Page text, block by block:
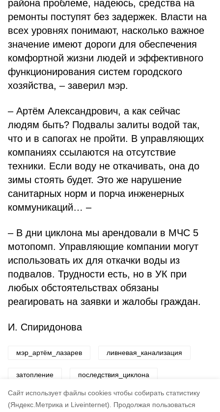
Cайт использует файлы cookies чтобы собирать статистику
(Яндекс.Метрика и Liveinternet).
Продолжая пользоваться
района проблеме, надеюсь, средства на
ремонты поступят без задержек. Власти на
всех уровнях понимают, насколько важное
значение имеют дороги для обеспечения
комфортной жизни людей и эффективного
функционирования систем городского
хозяйства, – заверил мэр.
– Артём Александрович, а как сейчас
людям быть? Подвалы залиты водой так,
что и в сапогах не пройти. В управляющих
компаниях ссылаются на отсутствие
техники. Если воду не откачивать, она до
зимы стоять будет. Это же нарушение
санитарных норм и порча инженерных
коммуникаций… –
– В дни циклона мы арендовали в МЧС 5
мотопомп. Управляющие компании могут
использовать их для откачки воды из
подвалов. Трудности есть, но в УК при
любых обстоятельствах обязаны
реагировать на заявки и жалобы граждан.
И. Спиридонова
мэр_артём_лазарев ливневая_канализация
затопление последствия_циклона
Авторы: ADMIN admin